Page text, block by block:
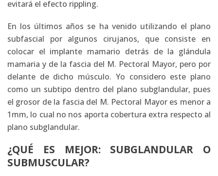
evitará el efecto rippling.
En los últimos años se ha venido utilizando el plano
subfascial por algunos cirujanos, que consiste en
colocar el implante mamario detrás de la glándula
mamaria y de la fascia del M. Pectoral Mayor, pero por
delante de dicho músculo. Yo considero este plano
como un subtipo dentro del plano subglandular, pues
el grosor de la fascia del M. Pectoral Mayor es menor a
1mm, lo cual no nos aporta cobertura extra respecto al
plano subglandular.
¿QUÉ ES MEJOR: SUBGLANDULAR O
SUBMUSCULAR?